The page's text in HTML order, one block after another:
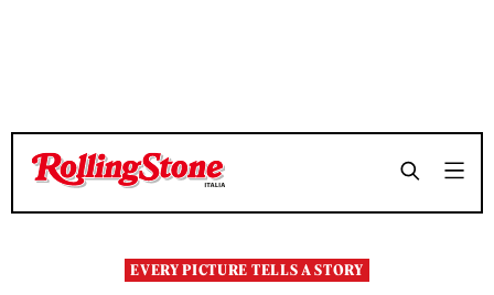
TEMPO DI LETTURA 8 MINUTI SHARE
TEMPO DI LETTURA 8 MINUTI SHARE
EVERY PICTURE TELLS A STORY